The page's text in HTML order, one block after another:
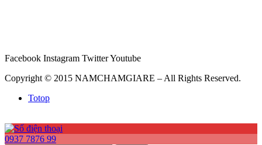
Facebook Instagram TwitterYoutube
Copyright © 2015 NAMCHAMGIARE – All Rights Reserved.
Totop
0937 7876 99